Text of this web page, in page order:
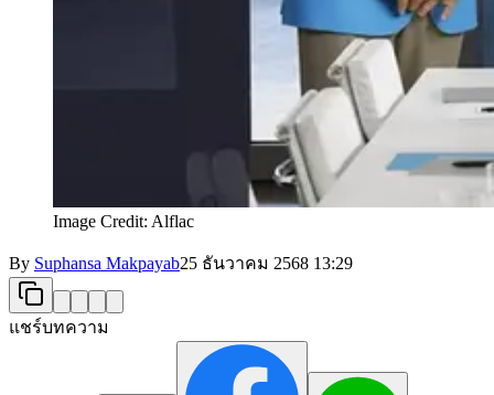
Image Credit: Alflac
By Suphansa Makpayab25 ธันวาคม 2568 13:29
แชร์บทความ